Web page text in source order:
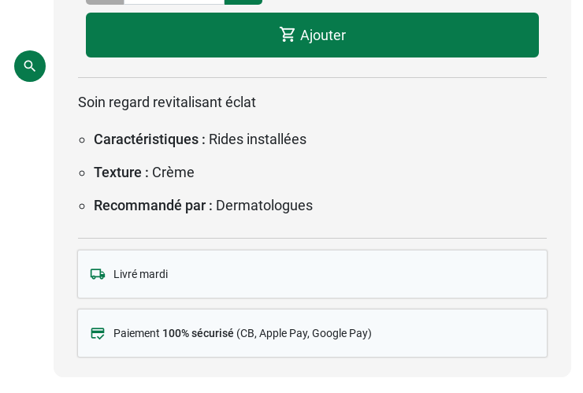
Ajouter
Soin regard revitalisant éclat
Caractéristiques : Rides installées
Texture : Crème
Recommandé par : Dermatologues
Livré mardi
Paiement 100% sécurisé (CB, Apple Pay, Google Pay)